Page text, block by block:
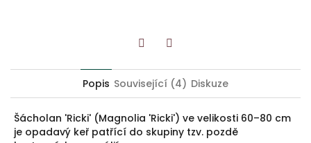
Popis Související (4) Diskuze
Šácholan 'Ricki' (Magnolia 'Ricki') ve velikosti 60–80 cm
je opadavý keř patřící do skupiny tzv. pozdě